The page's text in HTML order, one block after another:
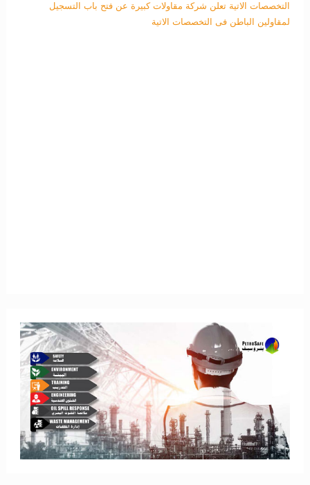
التخصصات الاتية تعلن شركة مقاولات كبيرة عن فتح باب التسجيل
لمقاولين الباطن فى التخصصات الاتية